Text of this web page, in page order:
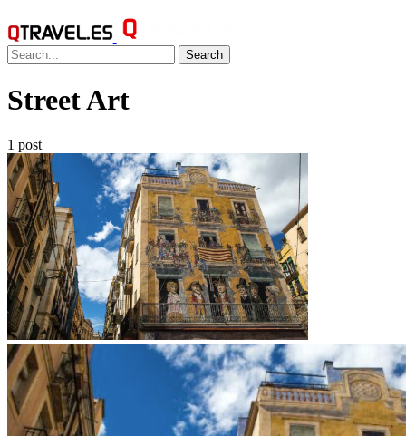
Search
Street Art
1 post